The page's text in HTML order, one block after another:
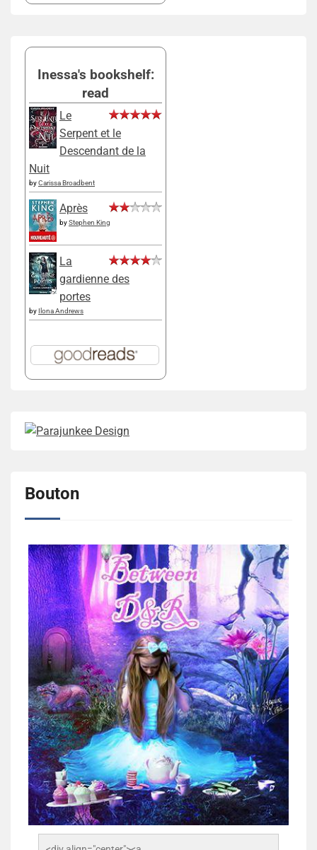
Inessa's bookshelf:
read
Le
Serpent et le
Descendant de la
Nuit
byCarissa Broadbent
Après
byStephen King
La
gardienne des
portes
by Ilona Andrews
Bouton